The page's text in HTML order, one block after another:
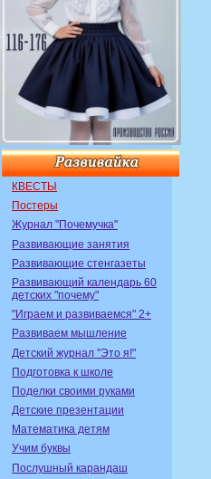
КВЕСТЫ
Постеры
Журнал "Почемучка"
Развивающие занятия
Развивающие стенгазеты
Развивающий календарь 60
детских "почему"
"Играем и развиваемся" 2+
Развиваем мышление
Детский журнал "Это я!"
Подготовка к школе
Поделки своими руками
Детские презентации
Математика детям
Учим буквы
Послушный карандаш